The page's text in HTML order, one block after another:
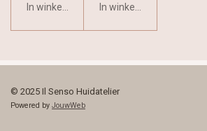
In winkelwagen In winkelwagen
© 2025 Il Senso Huidatelier
Powered by JouwWeb